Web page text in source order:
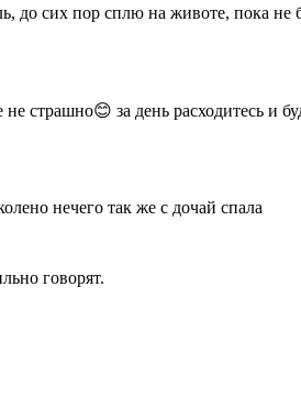
до сих пор сплю на животе, пока не
страшно😊 за день расходитесь и
нечего так же с дочай спала
говорят.